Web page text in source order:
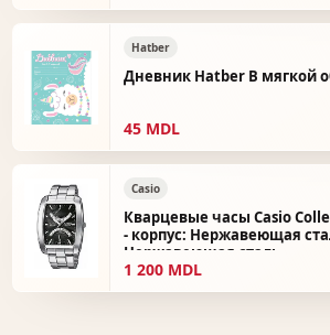
Hatber
Дневник Hatber В мягкой
45 MDL
Casio
Кварцевые часы Casio
- корпус: Нержавеющая
Нержавеющая сталь
1 200 MDL